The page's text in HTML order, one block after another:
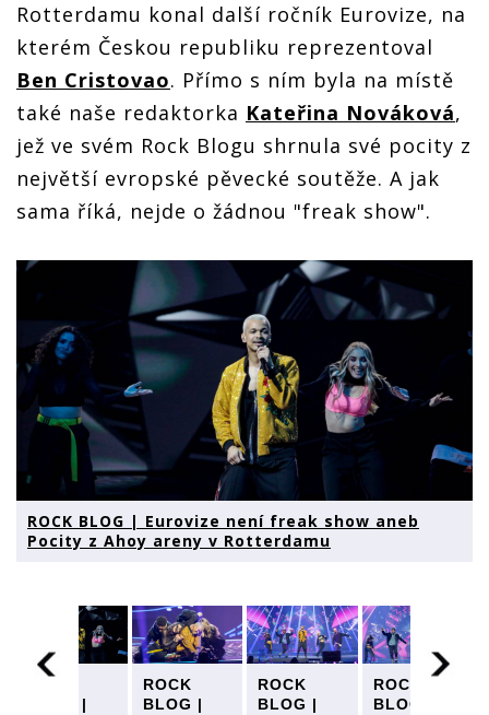
Rotterdamu konal další ročník Eurovize, na
kterém Českou republiku reprezentoval
Ben Cristovao. Přímo s ním byla na místě
také naše redaktorka Kateřina Nováková,
jež ve svém Rock Blogu shrnula své pocity z
největší evropské pěvecké soutěže. A jak
sama říká, nejde o žádnou "freak show".
ROCK BLOG | Eurovize není freak show aneb
Pocity z Ahoy areny v Rotterdamu
BLOG |
ROCK
BLOG |
ROCK
BLOG |
ROCK
BLOG |